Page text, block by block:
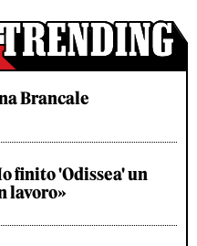
Brancale
finito 'Odissea' un
lavoro»